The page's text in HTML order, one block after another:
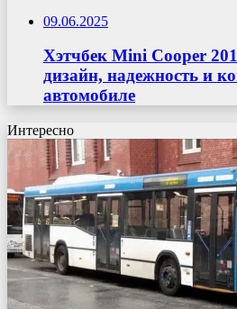
09.06.2025
Хэтчбек Mini Cooper
дизайн, надежность и
автомобиле
Интересно